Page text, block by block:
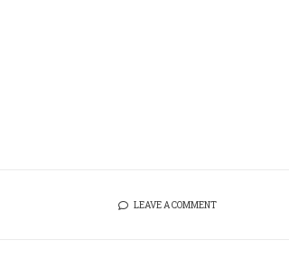
LEAVE A COMMENT